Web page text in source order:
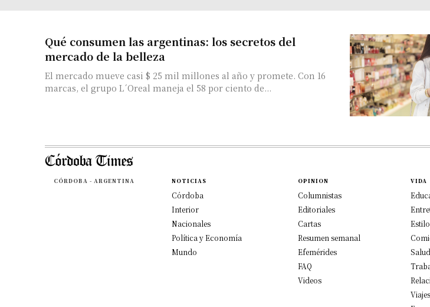
Qué consumen las argentinas: los secretos del
mercado de la belleza
El mercado mueve casi $ 25 mil millones al año y promete. Con 16
marcas, el grupo L´Oreal maneja el 58 por ciento de...
CÓRDOBA - ARGENTINA NOTICIAS
Córdoba
Interior
Nacionales
Política y Economía
Mundo
OPINION
Columnistas
Editoriales
Cartas
Resumen semanal
Efemérides
FAQ
Videos
VIDA
Salud
Viajes